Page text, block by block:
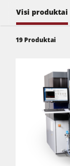
Formatinio
Frezavimo
Pjovimo -
Visi produktai
19 Produktai